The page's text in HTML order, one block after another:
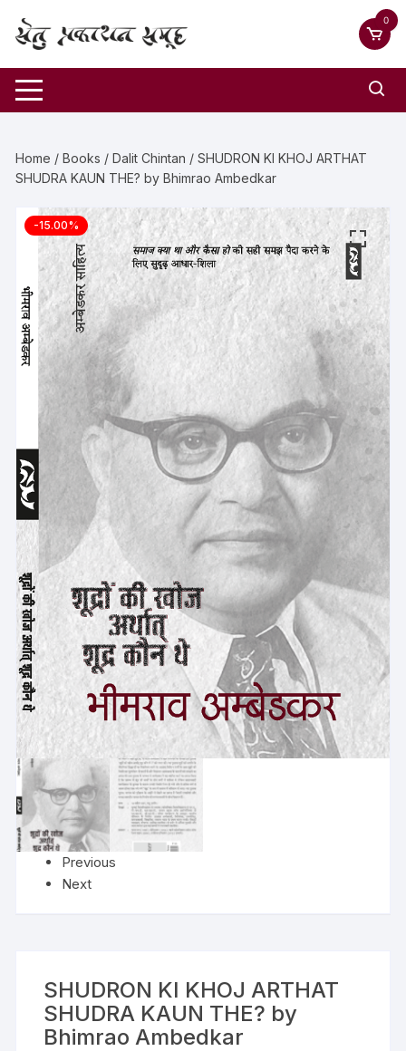
0
Home /Books /Dalit Chintan / SHUDRON KI KHOJ ARTHAT
SHUDRA KAUN THE? by Bhimrao Ambedkar
-15.00%
Previous
Next
SHUDRON KI KHOJ ARTHAT
SHUDRA KAUN THE? by
Bhimrao Ambedkar